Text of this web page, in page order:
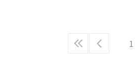
1